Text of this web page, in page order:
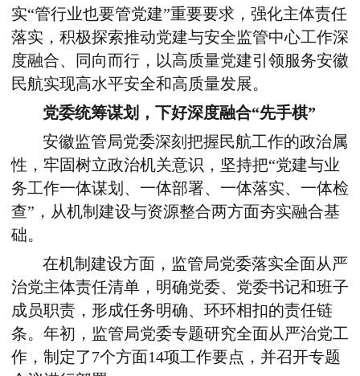
实“管行业也要管党建”重要要求，强化主体责任
落实，积极探索推动党建与安全监管中心工作深
度融合、同向而行，以高质量党建引领服务安徽
民航实现高水平安全和高质量发展。
党委统筹谋划，下好深度融合“先手棋”
安徽监管局党委深刻把握民航工作的政治属
性，牢固树立政治机关意识，坚持把“党建与业
务工作一体谋划、一体部署、一体落实、一体检
查”，从机制建设与资源整合两方面夯实融合基
础。
在机制建设方面，监管局党委落实全面从严
治党主体责任清单，明确党委、党委书记和班子
成员职责，形成任务明确、环环相扣的责任链
条。年初，监管局党委专题研究全面从严治党工
作，制定了7个方面14项工作要点，并召开专题